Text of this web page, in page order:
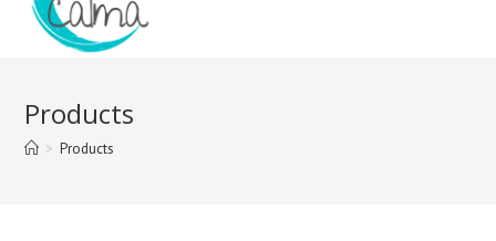
Products
> Products